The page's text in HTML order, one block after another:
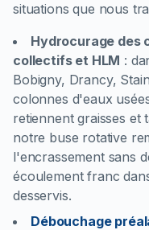
situations que nous
Hydrocurage des
collectifs et HLM :
Bobigny, Drancy,
colonnes d'eaux
retiennent graisses
notre buse rotative
l'encrassement sans
écoulement franc
desservis.
Débouchage